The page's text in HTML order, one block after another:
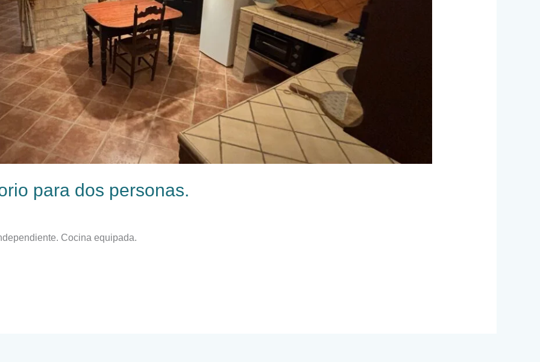
para dos personas.​
Cocina equipada.